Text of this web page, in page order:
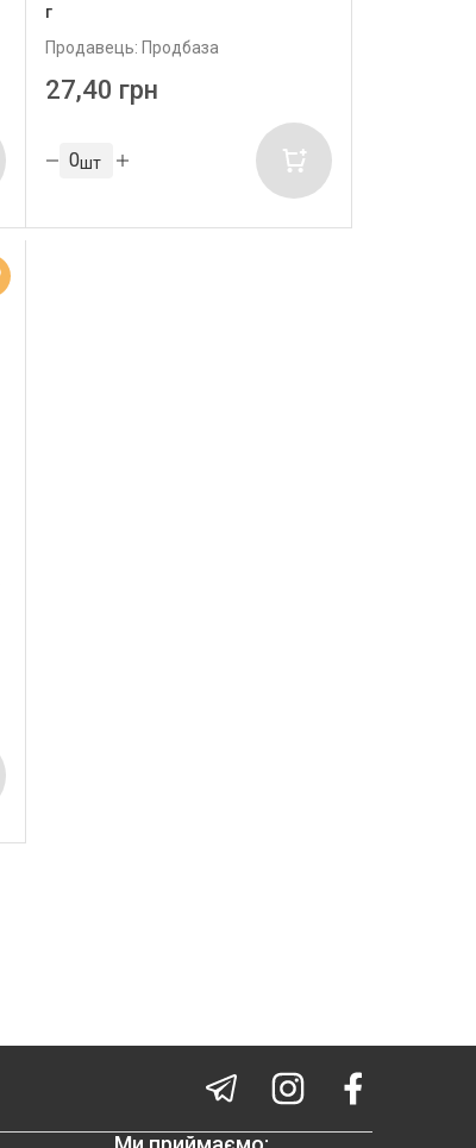
г
Продавець: Продбаза
27,40 грн
шт